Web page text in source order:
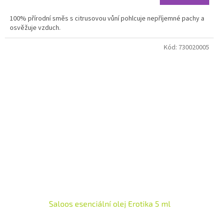
z
5
hvězdiček.
100% přírodní směs s citrusovou vůní pohlcuje nepříjemné pachy a
osvěžuje vzduch.
Saloos esenciální olej Erotika 5 ml
Kód: 730020005